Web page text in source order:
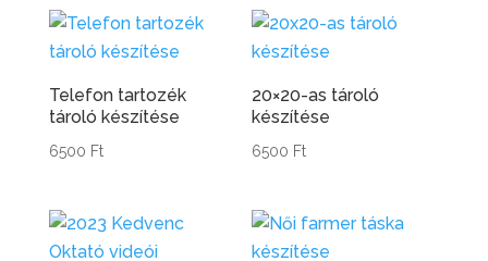
Telefon tartozék
tároló készítése
6500 Ft
20×20-as tároló
készítése
6500 Ft